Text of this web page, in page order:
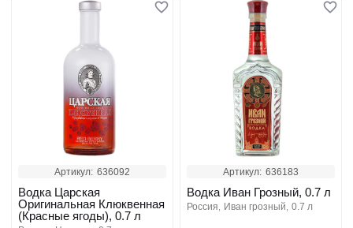
Артикул: 636092
Водка Царская
Оригинальная Клюквенная
(Красные ягоды), 0.7 л
Артикул: 636183
Водка Иван Грозный, 0.7 л
россия иван грозный 0.7 л